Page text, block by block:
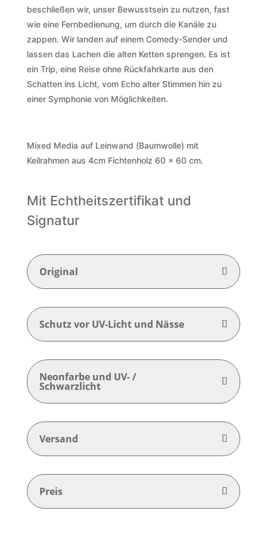
beschließen wir, unser Bewusstsein zu nutzen, fast
wie eine Fernbedienung, um durch die Kanäle zu
zappen. Wir landen auf einem Comedy-Sender und
lassen das Lachen die alten Ketten sprengen. Es ist
ein Trip, eine Reise ohne Rückfahrkarte aus den
Schatten ins Licht, vom Echo alter Stimmen hin zu
einer Symphonie von Möglichkeiten.
Mixed Media auf Leinwand (Baumwolle) mit
Keilrahmen aus 4cm Fichtenholz 60 x 60 cm.
Mit Echtheitszertifikat und
Signatur
Original
Schutz vor UV-Licht und Nässe
Neonfarbe und UV- /
Schwarzlicht
Versand
Preis